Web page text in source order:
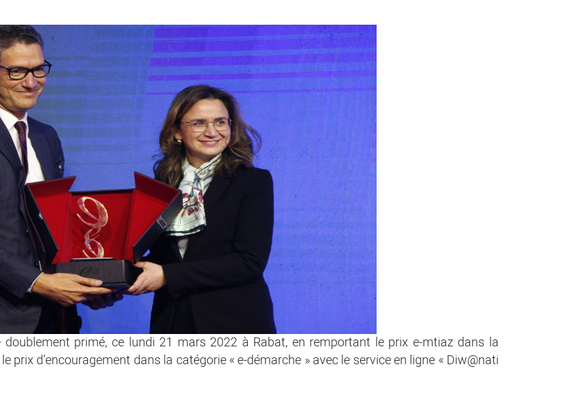
doublement primé, ce lundi 21 mars 2022 à Rabat, en remportant le prix e-mtiaz dans la
prix d’encouragement dans la catégorie « e-démarche » avec le service en ligne « Diw@nati